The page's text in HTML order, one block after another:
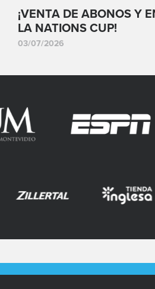
¡VENTA DE ABONOS Y
LA NATIONS CUP!
03/07/2026